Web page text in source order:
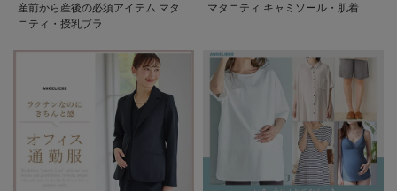
産前から産後の必須アイテム マタ
ニティ・授乳ブラ
マタニティ キャミソール・肌着